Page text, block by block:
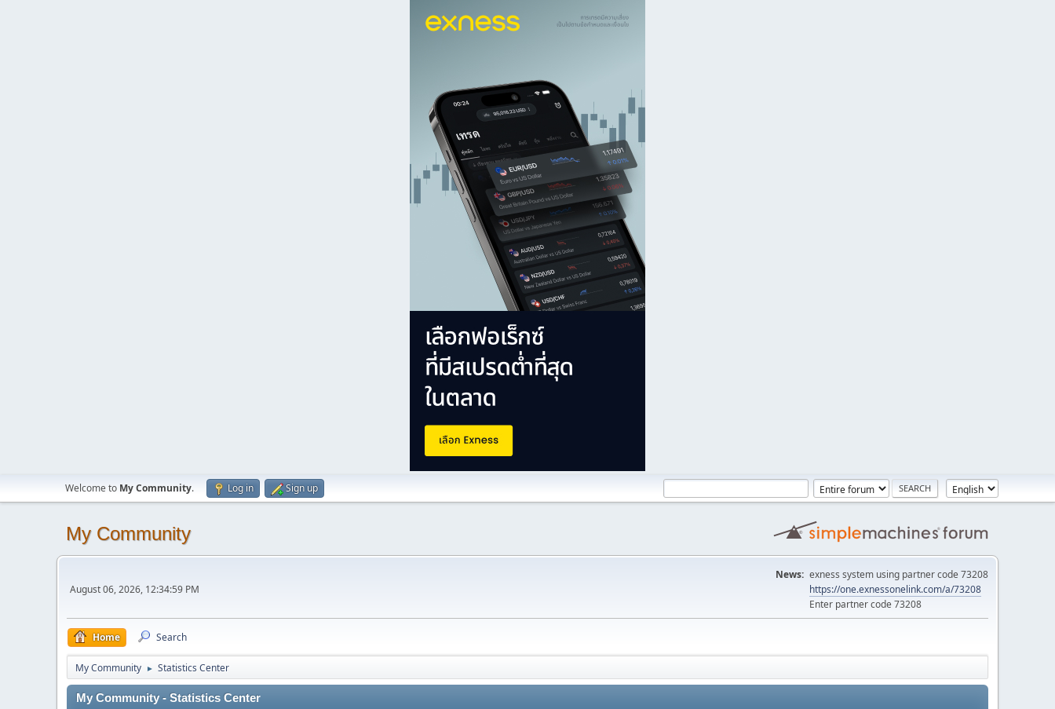
Welcome to My Community. Log in Sign up
My Community
August 06, 2026, 12:34:59 PM
News: exness system using partner code 73208
https://one.exnessonelink.com/a/73208
Enter partner code 73208
Home Search
My Community ► Statistics Center
My Community - Statistics Center